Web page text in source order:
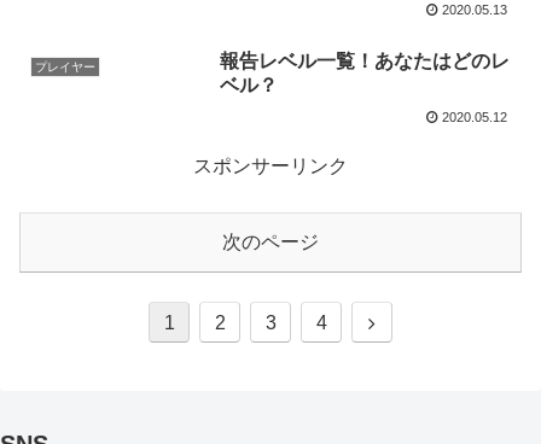
2020.05.13
プレイヤー
報告レベル一覧！あなたはどのレ
ベル？
2020.05.12
スポンサーリンク
次のページ
1 2 3 4